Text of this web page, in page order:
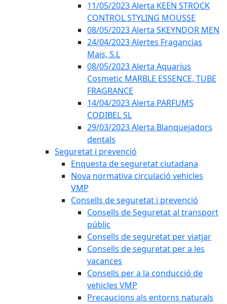
11/05/2023 Alerta KEEN STROCK
CONTROL STYLING MOUSSE
08/05/2023 Alerta SKEYNDOR MEN
24/04/2023 Alertes Fragancias
Mais, S.L
08/05/2023 Alerta Aquarius
Cosmetic MARBLE ESSENCE, TUBE
FRAGRANCE
14/04/2023 Alerta PARFUMS
CODIBEL SL
29/03/2023 Alerta Blanquejadors
dentals
Seguretat i prevenció
Enquesta de seguretat ciutadana
Nova normativa circulació vehicles
VMP
Consells de seguretat i prevenció
Consells de Seguretat al transport
públic
Consells de seguretat per viatjar
Consells de seguretat per a les
vacances
Consells per a la conducció de
vehicles VMP
Precaucions als entorns naturals